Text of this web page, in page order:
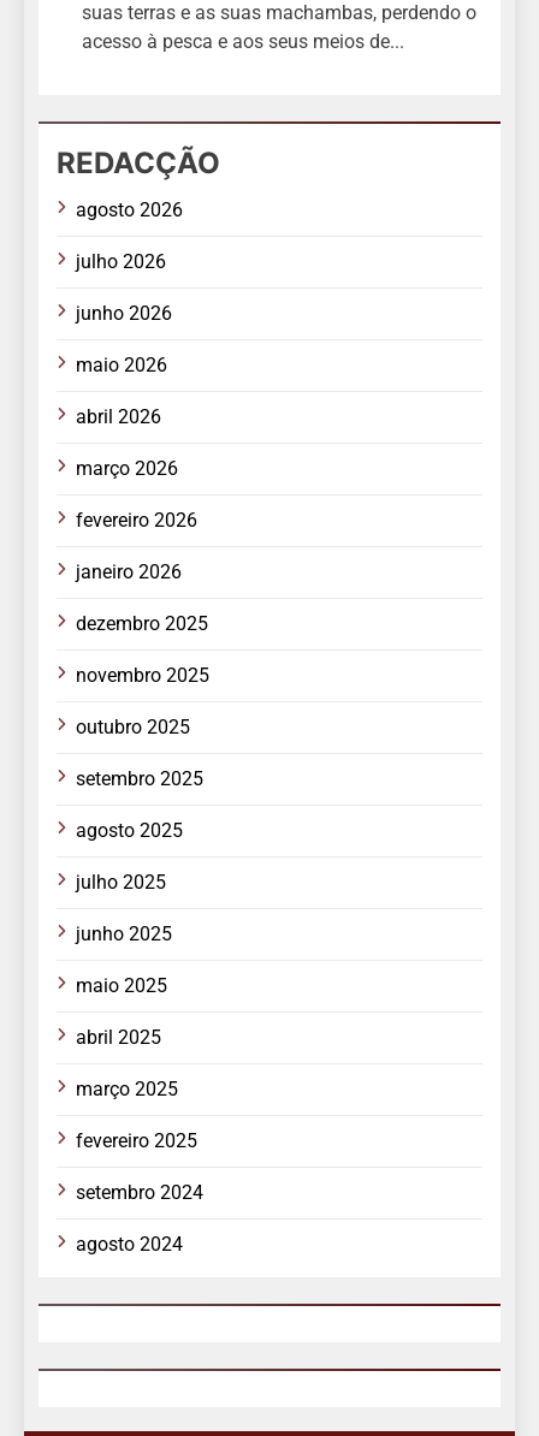
suas terras e as suas machambas, perdendo o
acesso à pesca e aos seus meios de...
REDACÇÃO
agosto 2026
julho 2026
junho 2026
maio 2026
abril 2026
março 2026
fevereiro 2026
janeiro 2026
dezembro 2025
novembro 2025
outubro 2025
setembro 2025
agosto 2025
julho 2025
junho 2025
maio 2025
abril 2025
março 2025
fevereiro 2025
setembro 2024
agosto 2024